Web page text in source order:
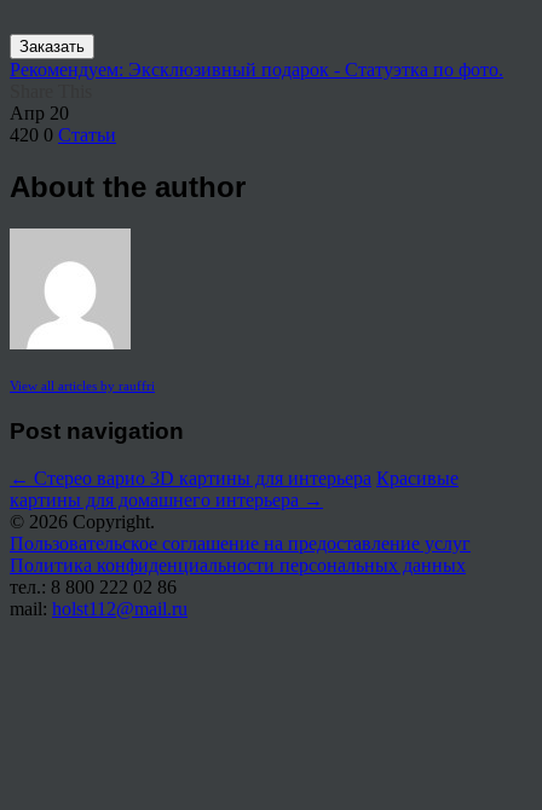
Заказать
Рекомендуем: Эксклюзивный подарок - Статуэтка по фото.
Апр 20
420 0 Статьи
About the author
View all articles by rauffri
Post navigation
← Стерео варио 3D картины для интерьера Красивые
картины для домашнего интерьера →
© 2026 Copyright.
Пользовательское соглашение на предоставление услуг
Политика конфиденциальности персональных данных
тел.: 8 800 222 02 86
mail: holst112@mail.ru